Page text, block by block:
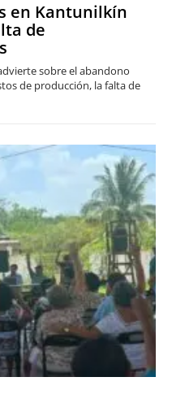
en Kantunilkín
de
sobre el abandono
de producción, la falta de